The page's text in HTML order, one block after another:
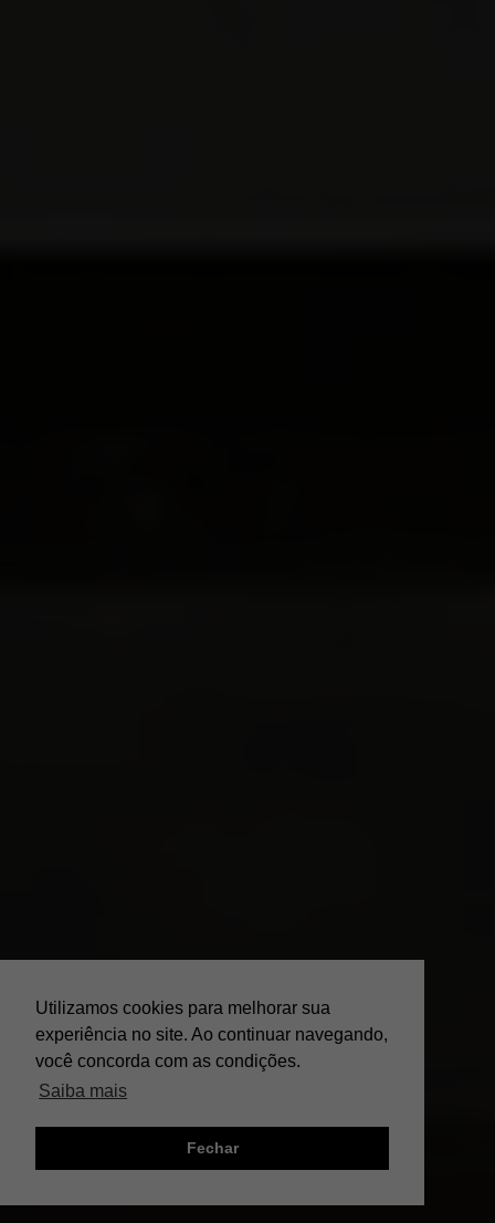
Utilizamos cookies para melhorar sua
experiência no site. Ao continuar navegando,
você concorda com as condições.
Saiba mais
Fechar
;